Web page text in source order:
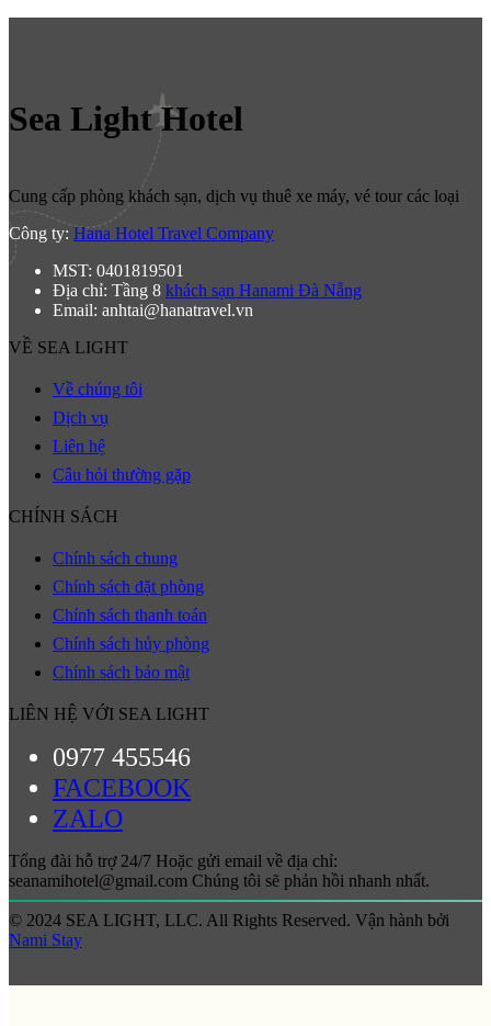
Sea Light Hotel
Cung cấp phòng khách sạn, dịch vụ thuê xe máy, vé tour các loại
Công ty: Hana Hotel Travel Company
MST: 0401819501
Địa chỉ: Tầng 8 khách sạn Hanami Đà Nẵng
Email: anhtai@hanatravel.vn
VỀ SEA LIGHT
Về chúng tôi
Dịch vụ
Liên hệ
Câu hỏi thường gặp
CHÍNH SÁCH
Chính sách chung
Chính sách đặt phòng
Chính sách thanh toán
Chính sách hủy phòng
Chính sách bảo mật
LIÊN HỆ VỚI SEA LIGHT
0977 455546
FACEBOOK
ZALO
Tổng đài hỗ trợ 24/7 Hoặc gửi email về địa chỉ:
seanamihotel@gmail.com Chúng tôi sẽ phản hồi nhanh nhất.
© 2024 SEA LIGHT, LLC. All Rights Reserved. Vận hành bởi
Nami Stay